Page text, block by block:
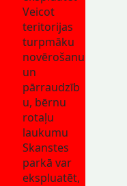
Veicot
teritorijas
turpmāku
novērošanu
un
pārraudzīb
u, bērnu
rotaļu
laukumu
Skanstes
parkā var
ekspluatēt,